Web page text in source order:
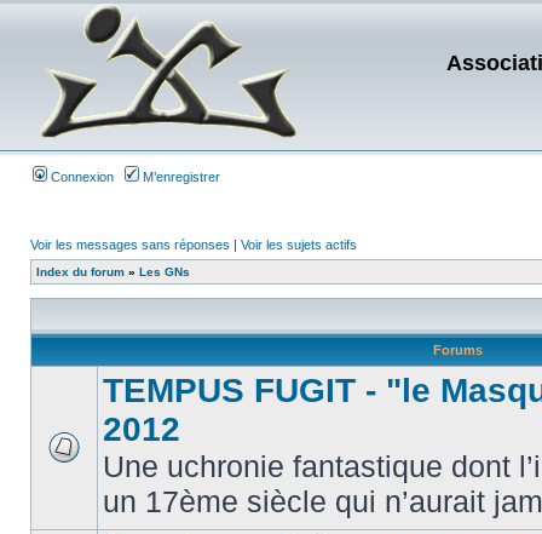
Connexion M’enregistrer
Voir les messages sans réponses | Voir les sujets actifs
Index du forum » Les GNs
Forums
TEMPUS FUGIT - "le
2012
Une uchronie fantastique dont
un 17ème siècle qui n’aurait